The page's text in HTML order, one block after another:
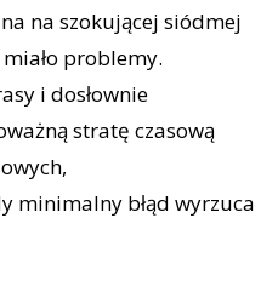
na szokującej siódmej
problemy.
i dosłownie
stratę czasową
minimalny błąd wyrzuca